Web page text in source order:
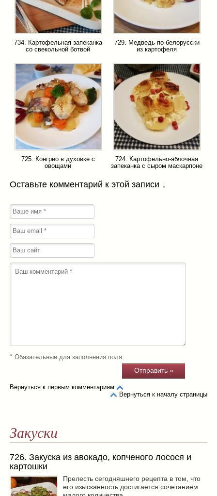
734. Картофельная запеканка
со свекольной ботвой
729. Медведь по-белорусски
из картофеля
725. Конгрио в духовке с
овощами
724. Картофельно-яблочная
запеканка с сыром маскарпоне
Оставьте комментарий к этой записи ↓
* Обязательные для заполнения поля
Вернуться к первым комментариям
Вернуться к началу страницы
Закуски
726. Закуска из авокадо, копченого лосося и
картошки
Прелесть сегодняшнего рецепта в том, что
его изысканность достигается сочетанием